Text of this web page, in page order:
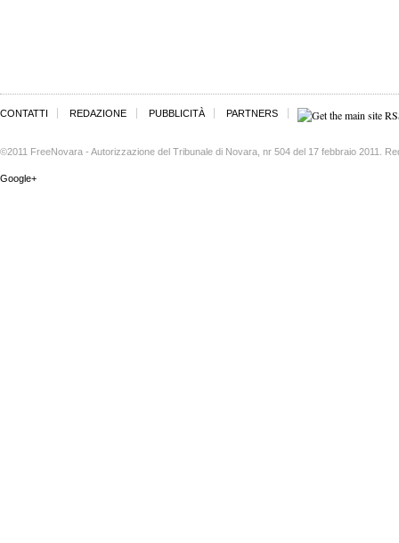
CONTATTI REDAZIONE PUBBLICITÀ PARTNERS
©2011 FreeNovara - Autorizzazione del Tribunale di Novara, nr 504 del 17 febbraio 2011.
Google+